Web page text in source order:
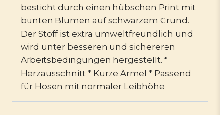
besticht durch einen hübschen Print mit
bunten Blumen auf schwarzem Grund.
Der Stoff ist extra umweltfreundlich und
wird unter besseren und sichereren
Arbeitsbedingungen hergestellt. *
Herzausschnitt * Kurze Ärmel * Passend
für Hosen mit normaler Leibhöhe